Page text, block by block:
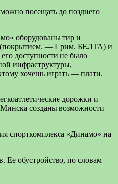
посещать до позднего
оборудованы тир и
(покрытием. — Прим. БЕЛТА) и
доступности не было
инфраструктуры,
хочешь играть — плати.
дорожки и
созданы возможности
спорткомплекса «Динамо» на
Ее обустройство, по словам